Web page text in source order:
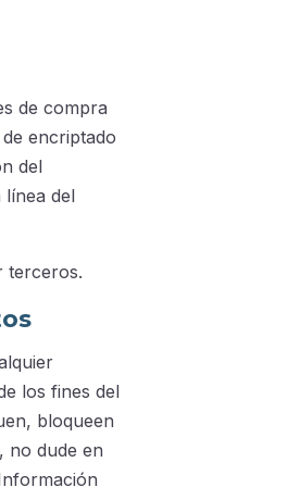
de compra
encriptado
del
línea del
terceros.
los fines del
bloqueen
no dude en